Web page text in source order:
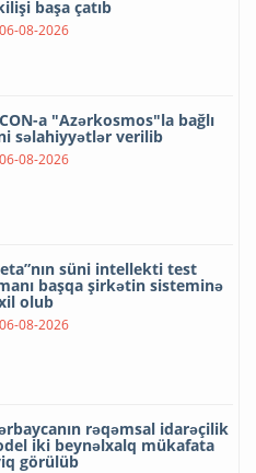
başa çatıb
06-08-2026
a "Azərkosmos"la bağlı
səlahiyyətlər verilib
06-08-2026
süni intellekti test
başqa şirkətin sisteminə
olub
06-08-2026
rəqəmsal idarəçilik
iki beynəlxalq mükafata
görülüb